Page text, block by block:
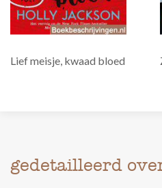
Lief meisje, kwaad bloed
gedetailleerd